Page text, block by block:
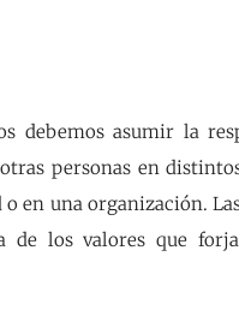
debemos asumir la
personas en
en una organización.
los valores que